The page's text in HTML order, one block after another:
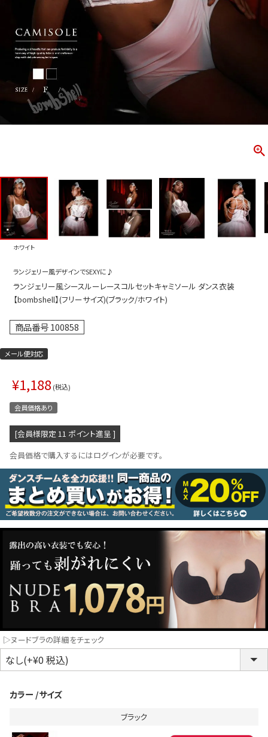
商品一覧
CONTENTS
ス
ス
ー
アップ
ース
インワン／サロペット
ラ・ニップレス
LINE連携でクーポンもらえる!!
同一商品まとめ買いキャンペーン
インスタ写真投稿キャンペーン！
新作
トップス
ボトムス
コスプレ
クリスマス
ランジェ
ホワイト
ランジェリー風デザインでSEXYに♪
ランジェリー風シースルーレースコルセットキャミソール ダンス衣装
【bombshell】(フリーサイズ)(ブラック/ホワイト)
商品番号100858
メール便対応
¥1,188 税込
会員価格あり
[会員様限定 11 ポイント進呈 ]
会員価格で購入するにはログインが必要です。
▷ヌードブラの詳細をチェック
カラー サイズ
ブラック